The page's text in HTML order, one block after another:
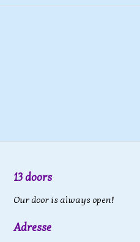
13 doors
Our door is always open!
Adresse